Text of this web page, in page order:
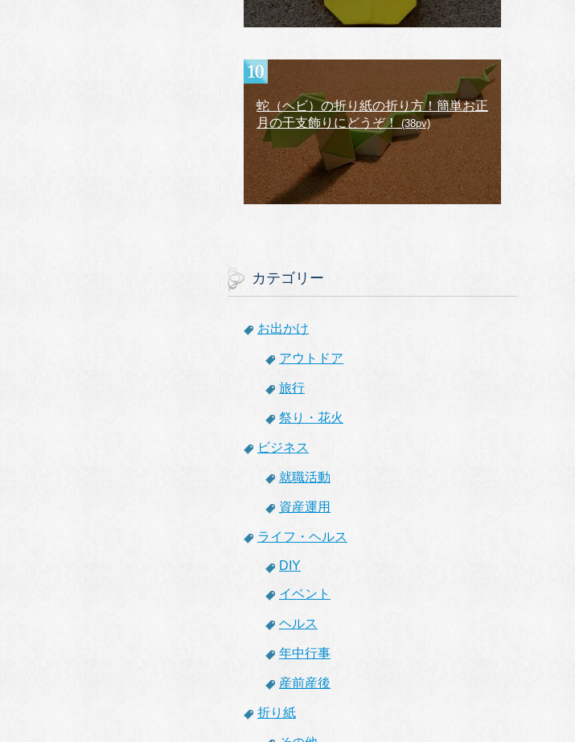
蛇（ヘビ）の折り紙の折り方！簡単お正
月の干支飾りにどうぞ！ (38pv)
カテゴリー
お出かけ
アウトドア
旅行
祭り・花火
ビジネス
就職活動
資産運用
ライフ・ヘルス
DIY
イベント
ヘルス
年中行事
産前産後
折り紙